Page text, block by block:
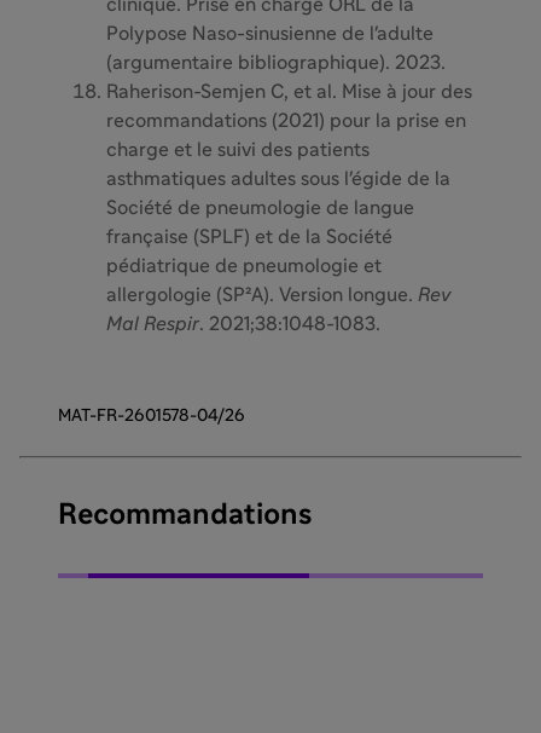
clinique. Prise en charge ORL de la
Polypose Naso-sinusienne de l'adulte
(argumentaire bibliographique). 2023.
Raherison-Semjen C, et al. Mise à jour des
recommandations (2021) pour la prise en
charge et le suivi des patients
asthmatiques adultes sous l'égide de la
Société de pneumologie de langue
française (SPLF) et de la Société
pédiatrique de pneumologie et
allergologie (SP²A). Version longue. Rev
Mal Respir. 2021;38:1048-1083.
MAT-FR-2601578-04/26
Recommandations